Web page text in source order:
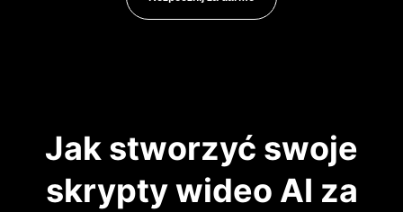
Jak stworzyć swoje
skrypty wideo AI za